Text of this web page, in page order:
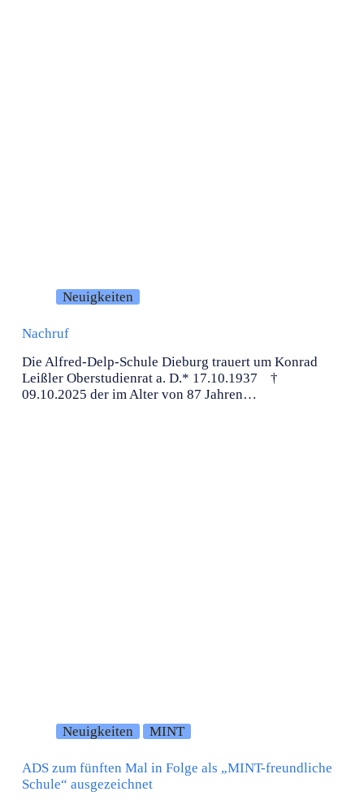
Neuigkeiten
Nachruf
Die Alfred-Delp-Schule Dieburg trauert um Konrad
Leißler Oberstudienrat a. D.* 17.10.1937 †
09.10.2025 der im Alter von 87 Jahren…
Neuigkeiten MINT
ADS zum fünften Mal in Folge als „MINT-freundliche
Schule“ ausgezeichnet